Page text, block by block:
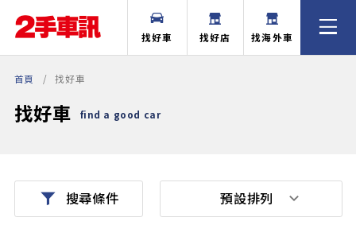
找好車 找好店 找海外車
首頁 找好車
找好車 find a good car
搜尋條件 預設排列